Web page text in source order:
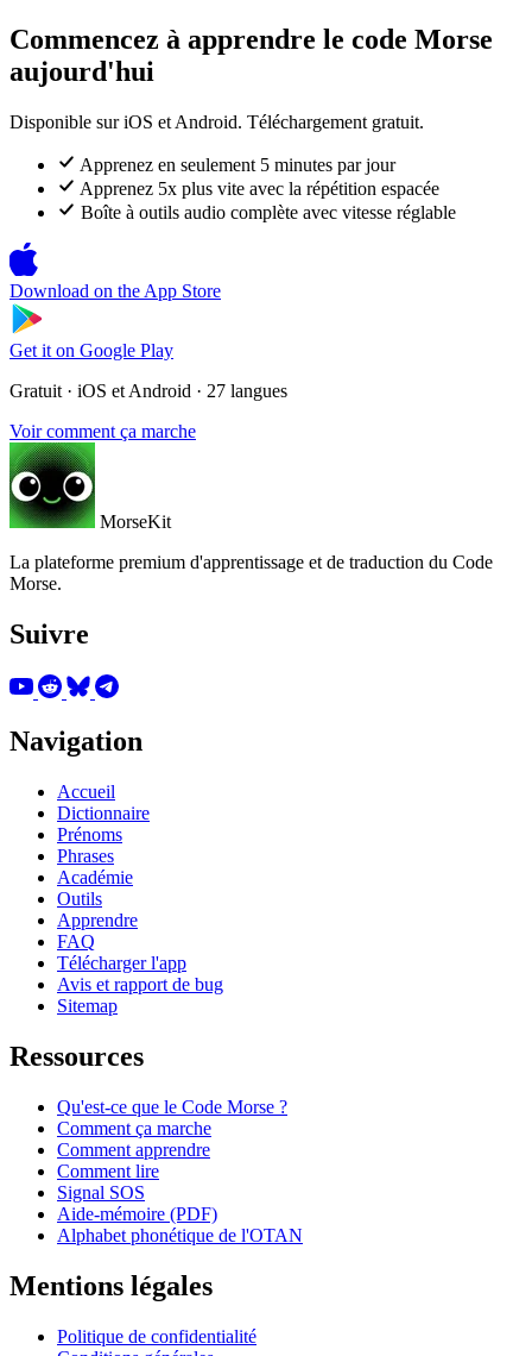
Commencez à apprendre le code Morse
aujourd'hui
Disponible sur iOS et Android. Téléchargement gratuit.
Apprenez en seulement 5 minutes par jour
Apprenez 5x plus vite avec la répétition espacée
Boîte à outils audio complète avec vitesse réglable
Download on the App Store
Get it on Google Play
Gratuit · iOS et Android · 27 langues
Voir comment ça marche
MorseKit
La plateforme premium d'apprentissage et de traduction du Code
Morse.
Suivre
Navigation
Accueil
Dictionnaire
Prénoms
Phrases
Académie
Outils
Apprendre
FAQ
Télécharger l'app
Avis et rapport de bug
Sitemap
Ressources
Qu'est-ce que le Code Morse ?
Comment ça marche
Comment apprendre
Comment lire
Signal SOS
Aide-mémoire (PDF)
Alphabet phonétique de l'OTAN
Mentions légales
Politique de confidentialité